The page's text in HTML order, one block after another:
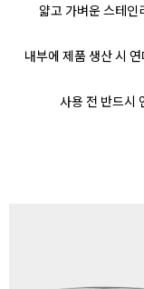
얇고 가벼운 스테인
내부에 제품 생산 시
사용 전 반드시